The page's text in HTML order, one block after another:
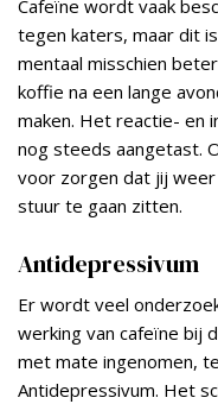
Cafeïne wordt vaak
tegen katers, maar dit
mentaal misschien
koffie na een lange
maken. Het reactie- en
nog steeds aangetast.
voor zorgen dat jij
stuur te gaan zitten.
Antidepressivum
Er wordt veel
werking van cafeïne bij
met mate ingenomen,
Antidepressivum. Het